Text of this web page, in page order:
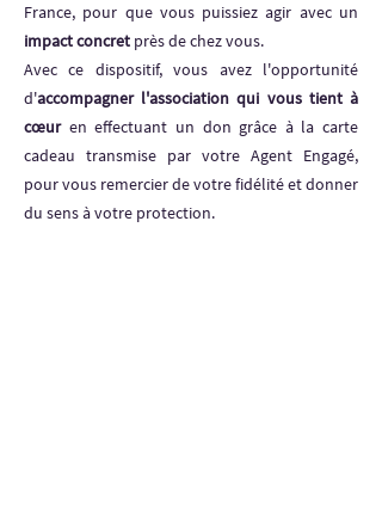
France, pour que vous puissiez agir avec un
impact concret près de chez vous.
Avec ce dispositif, vous avez l'opportunité
d'accompagner l'association qui vous tient à
cœuren effectuant un don grâce à la carte
cadeau transmise par votre Agent Engagé,
pour vous remercier de votre fidélité et donner
du sens à votre protection.